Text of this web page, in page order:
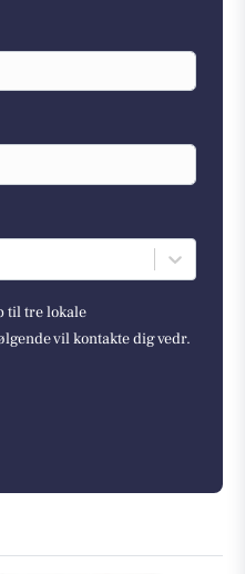
til tre lokale
vil kontakte dig vedr.